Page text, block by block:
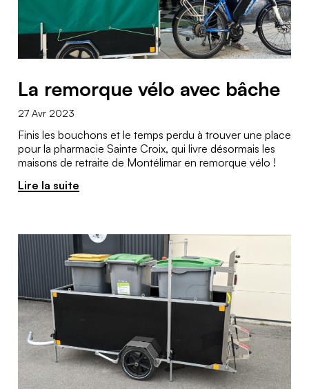
La remorque vélo avec bâche
27 Avr 2023
Finis les bouchons et le temps perdu à trouver une place
pour la pharmacie Sainte Croix, qui livre désormais les
maisons de retraite de Montélimar en remorque vélo !
Lire la suite